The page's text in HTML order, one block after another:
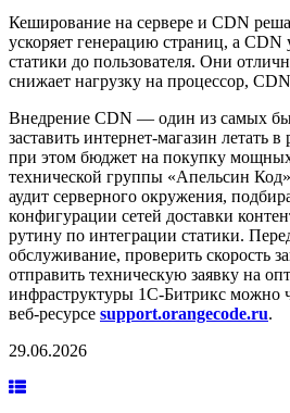
Кеширование на сервере и CDN
ускоряет генерацию страниц, а CDN
статики до пользователя. Они
снижает нагрузку на процессор,
Внедрение CDN — один из самых
заставить интернет-магазин летать в
при этом бюджет на покупку
технической группы «Апельсин
аудит серверного окружения,
конфигурации сетей доставки
рутину по интеграции статики.
обслуживание, проверить скорость
отправить техническую заявку на
инфраструктуры 1С-Битрикс можно
веб-ресурсе support.orangecode.ru.
29.06.2026